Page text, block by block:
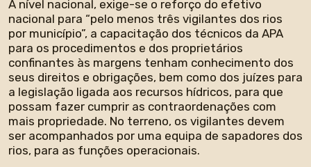
A nível nacional, exige-se o reforço do efetivo
nacional para “pelo menos três vigilantes dos rios
por município”, a capacitação dos técnicos da APA
para os procedimentos e dos proprietários
confinantes às margens tenham conhecimento dos
seus direitos e obrigações, bem como dos juízes para
a legislação ligada aos recursos hídricos, para que
possam fazer cumprir as contraordenações com
mais propriedade. No terreno, os vigilantes devem
ser acompanhados por uma equipa de sapadores dos
rios, para as funções operacionais.